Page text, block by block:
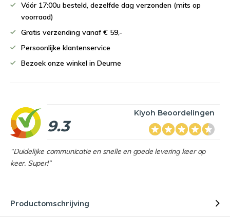
Vóór 17:00u besteld, dezelfde dag verzonden (mits op
voorraad)
Gratis verzending vanaf € 59,-
Persoonlijke klantenservice
Bezoek onze winkel in Deurne
9.3
Kiyoh Beoordelingen
“Duidelijke communicatie en snelle en goede levering keer op
keer. Super!”
Productomschrijving